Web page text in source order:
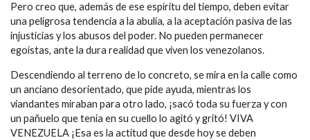
Pero creo que, además de ese espíritu del tiempo, deben evitar
una peligrosa tendencia a la abulia, a la aceptación pasiva de las
injusticias y los abusos del poder. No pueden permanecer
egoístas, ante la dura realidad que viven los venezolanos.
Descendiendo al terreno de lo concreto, se mira en la calle como
un anciano desorientado, que pide ayuda, mientras los
viandantes miraban para otro lado, ¡sacó toda su fuerza y con
un pañuelo que tenía en su cuello lo agitó y gritó! VIVA
VENEZUELA ¡Esa es la actitud que desde hoy se deben